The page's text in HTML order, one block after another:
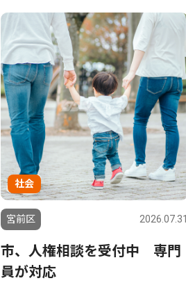
社会
宮前区 2026.07.31
市、人権相談を受付中 専門
員が対応